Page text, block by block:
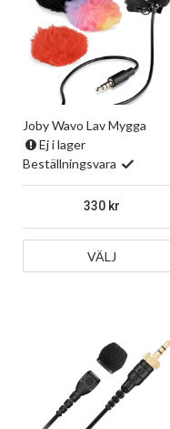
Joby Wavo Lav Mygga
Ej i lager
Beställningsvara
330
VÄLJ